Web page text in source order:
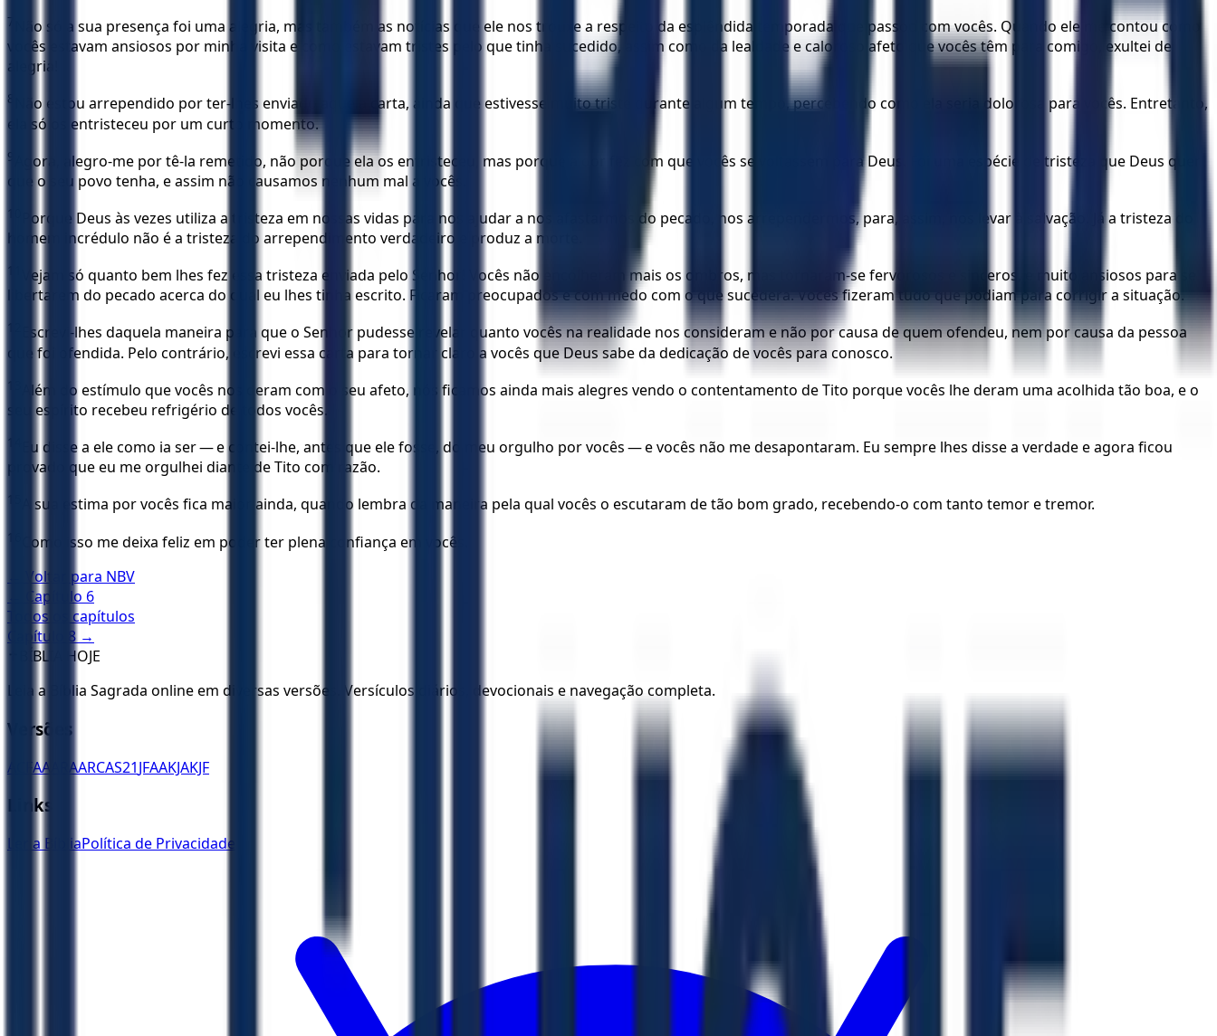
7
Não só a sua presença foi uma alegria, mas também as notícias que ele nos trouxe a respeito da esplêndida temporada que passou com vocês. Quando ele me contou como
vocês estavam ansiosos por minha visita e como estavam tristes pelo que tinha sucedido, assim como da lealdade e caloroso afeto que vocês têm para comigo, exultei de
alegria!
8
Não estou arrependido por ter-lhes enviado aquela carta, ainda que estivesse muito triste durante algum tempo, percebendo como ela seria dolorosa para vocês. Entretanto,
ela só os entristeceu por um curto momento.
9
Agora, alegro-me por tê-la remetido, não porque ela os entristeceu, mas porque a dor fez com que vocês se voltassem para Deus. Foi uma espécie de tristeza que Deus quer
que o seu povo tenha, e assim não causamos nenhum mal a vocês.
10
Porque Deus às vezes utiliza a tristeza em nossas vidas para nos ajudar a nos afastarmos do pecado, nos arrependermos, para, assim, nos levar à salvação. Já a tristeza do
homem incrédulo não é a tristeza do arrependimento verdadeiro e produz a morte.
11
Vejam só quanto bem lhes fez essa tristeza enviada pelo Senhor! Vocês não encolheram mais os ombros, mas tornaram-se fervorosos e sinceros, e muito ansiosos para se
libertarem do pecado acerca do qual eu lhes tinha escrito. Ficaram preocupados e com medo com o que sucedera. Vocês fizeram tudo que podiam para corrigir a situação.
12
Escrevi-lhes daquela maneira para que o Senhor pudesse revelar quanto vocês na realidade nos consideram e não por causa de quem ofendeu, nem por causa da pessoa
que foi ofendida. Pelo contrário, escrevi essa carta para tornar claro a vocês que Deus sabe da dedicação de vocês para conosco.
13
Além do estímulo que vocês nos deram com o seu afeto, nós ficamos ainda mais alegres vendo o contentamento de Tito porque vocês lhe deram uma acolhida tão boa, e o
seu espírito recebeu refrigério de todos vocês.
14
Eu disse a ele como ia ser — e contei-lhe, antes que ele fosse, do meu orgulho por vocês — e vocês não me desapontaram. Eu sempre lhes disse a verdade e agora ficou
provado que eu me orgulhei diante de Tito com razão.
15 A sua estima por vocês fica maior ainda, quando lembra da maneira pela qual vocês o escutaram de tão bom grado, recebendo-o com tanto temor e tremor.
16
Como isso me deixa feliz em poder ter plena confiança em vocês.
← Voltar para NBV
← Capítulo 6
Todos os capítulos
Capítulo
8 →
BÍBLIA HOJE
Leia a Bíblia Sagrada online em diversas versões. Versículos diários, devocionais e navegação completa.
Versões
ACFAA ARAARCAS21JFAAKJAKJF
Links
Ler a BíbliaPolítica de Privacidade